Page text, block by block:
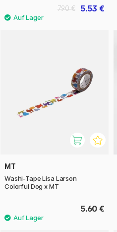
5.53 €
7.90 €
MT
Washi-Tape Lisa Larson
Colorful Dog x MT
5.60 €